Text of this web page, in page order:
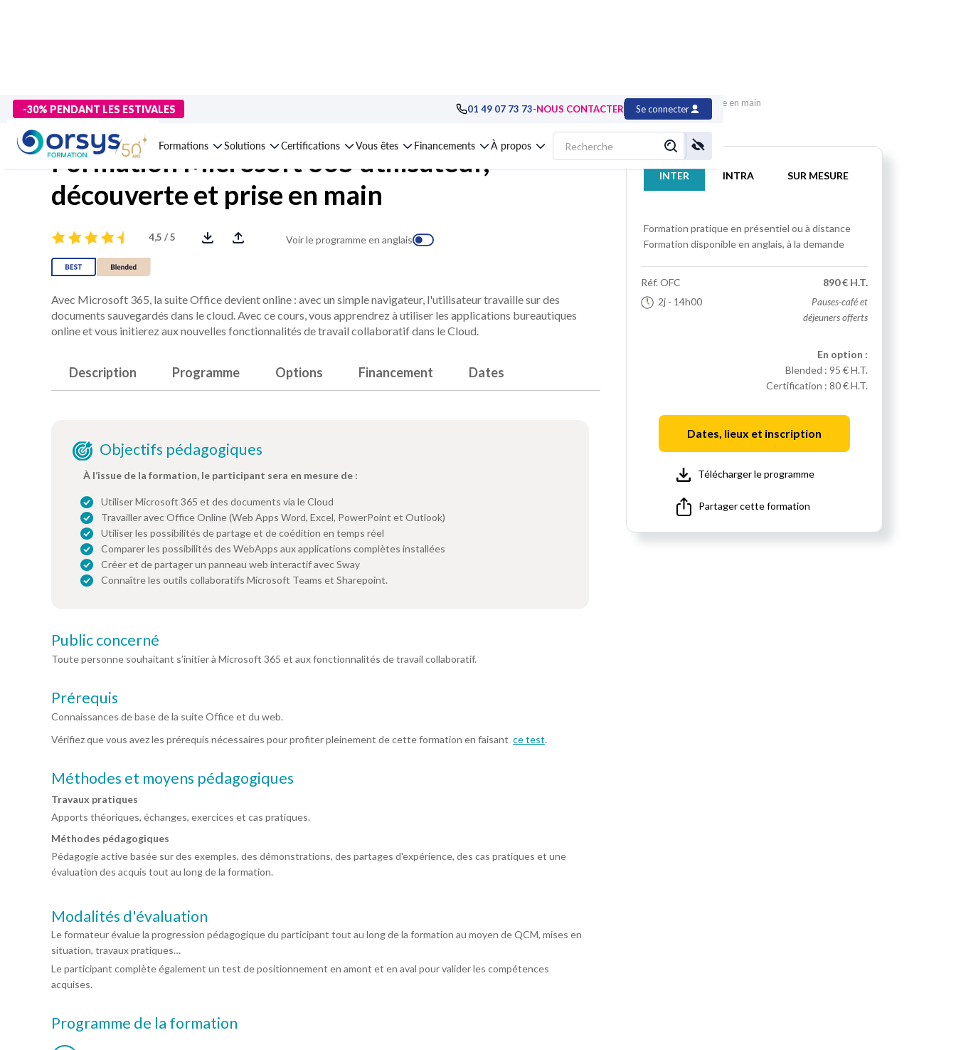
-30% PENDANT LES ESTIVALES 01 49 07 73 73-NOUS CONTACTER Se connecter
Formations Solutions Certifications Vous êtes Financements À propos
> Formations>Technologies numériques Microsoft 365, SharePoint Formation Microsoft 365 utilisateur, découverte et prise en main
Formation Microsoft 365 utilisateur,
découverte et prise en main
4,5 / 5 Voir le programme en anglais
INTER INTRA SUR MESURE
Formation pratique en présentiel ou à distance
Formation disponible en anglais, à la demande
Réf. OFC
2j - 14h00
890 € H.T.
Pauses-café et
déjeuners offerts
En option :
Blended : 95 € H.T.
Certification : 80 € H.T.
Dates, lieux et inscription
Télécharger le programme
Partager cette formation
Avec Microsoft 365, la suite Office devient online : avec un simple navigateur, l'utilisateur travaille sur des
documents sauvegardés dans le cloud. Avec ce cours, vous apprendrez à utiliser les applications bureautiques
online et vous initierez aux nouvelles fonctionnalités de travail collaboratif dans le Cloud.
Description Programme Options Financement Dates
Objectifs pédagogiques
À l’issue de la formation, le participant sera en mesure de :
Utiliser Microsoft 365 et des documents via le Cloud
Travailler avec Office Online (Web Apps Word, Excel, PowerPoint et Outlook)
Utiliser les possibilités de partage et de coédition en temps réel
Comparer les possibilités des WebApps aux applications complètes installées
Créer et de partager un panneau web interactif avec Sway
Connaître les outils collaboratifs Microsoft Teams et Sharepoint.
Public concerné
Toute personne souhaitant s’initier à Microsoft 365 et aux fonctionnalités de travail collaboratif.
Prérequis
Connaissances de base de la suite Office et du web.
Vérifiez que vous avez les prérequis nécessaires pour profiter pleinement de cette formation en faisant ce test.
Méthodes et moyens pédagogiques
Travaux pratiques
Apports théoriques, échanges, exercices et cas pratiques.
Méthodes pédagogiques
Pédagogie active basée sur des exemples, des démonstrations, des partages d'expérience, des cas pratiques et une
évaluation des acquis tout au long de la formation.
Modalités d'évaluation
Le formateur évalue la progression pédagogique du participant tout au long de la formation au moyen de QCM, mises en
situation, travaux pratiques…
Le participant complète également un test de positionnement en amont et en aval pour valider les compétences
acquises.
Programme de la formation